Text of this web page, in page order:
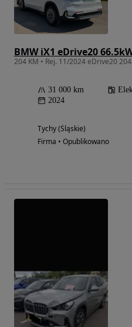
BMW iX1 eDrive20
204 KM • Rej. 11/2024 eDrive20
31 000 km
2024
Tychy (Śląskie)
Firma • Opublikowano